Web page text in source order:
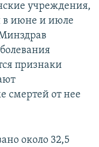
учреждения,
в июне и июле
признаки
смертей от нее
около 32,5